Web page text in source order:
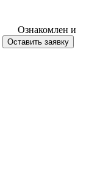
Ознакомлен и
Оставить заявку